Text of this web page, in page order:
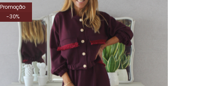
Promoção
-30%